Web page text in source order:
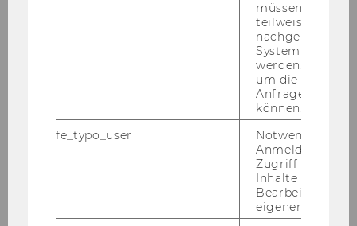
Bildungsminister
müssen
teilweise von
nachgelagerten
System
werden.
um die Antwort
Anfrage
können.
fe_typo_user
Notwendig für
Anmeldung und
Zugriff auf
Inhalte oder zur
Bearbeitung des
eigenen Profils.